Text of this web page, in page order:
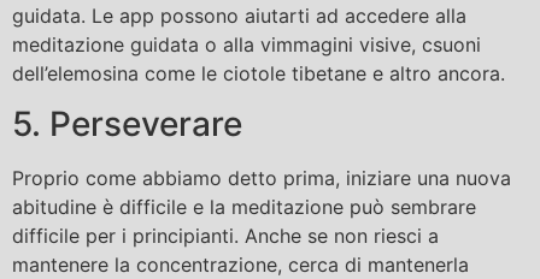
guidata. Le app possono aiutarti ad accedere alla
meditazione guidata o alla vimmagini visive, csuoni
dell’elemosina come le ciotole tibetane e altro ancora.
5. Perseverare
Proprio come abbiamo detto prima, iniziare una nuova
abitudine è difficile e la meditazione può sembrare
difficile per i principianti. Anche se non riesci a
mantenere la concentrazione, cerca di mantenerla